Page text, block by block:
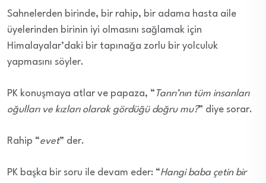
Sahnelerden birinde, bir rahip, bir adama hasta aile
üyelerinden birinin iyi olmasını sağlamak için
Himalayalar’daki bir tapınağa zorlu bir yolculuk
yapmasını söyler.
PK konuşmaya atlar ve papaza, “ Tanrı’nın tüm insanları
oğulları ve kızları olarak gördüğü doğru mu?” diye sorar.
Rahip “evet” der.
PK başka bir soru ile devam eder: “Hangi baba çetin bir